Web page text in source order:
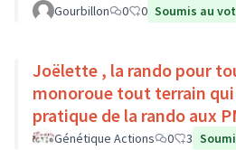
Gourbillon 0 0 Soumis au
Joëlette , la rando pour
monoroue tout terrain qui permet la
pratique de la rando aux
faisons du sport :)
Génétique Actions 0 3